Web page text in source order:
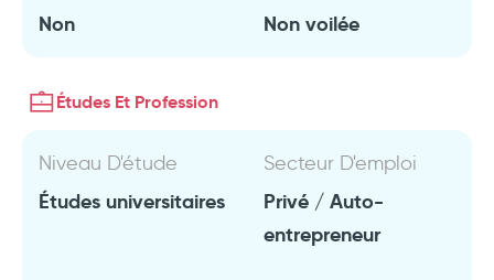
Non Non voilée
Études Et Profession
Niveau D'étude
Études universitaires
Secteur D'emploi
Privé / Auto-
entrepreneur